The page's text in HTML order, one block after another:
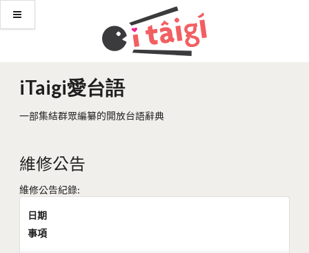
iTaigi愛台語
一部集結群眾編纂的開放台語辭典
維修公告
維修公告紀錄:
日期
事項